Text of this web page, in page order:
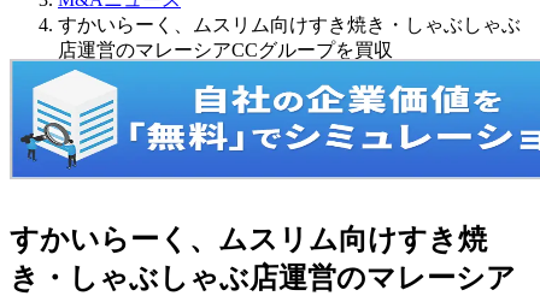
すかいらーく、ムスリム向けすき焼き・しゃぶしゃぶ
店運営のマレーシアCCグループを買収
すかいらーく、ムスリム向けすき焼
き・しゃぶしゃぶ店運営のマレーシア